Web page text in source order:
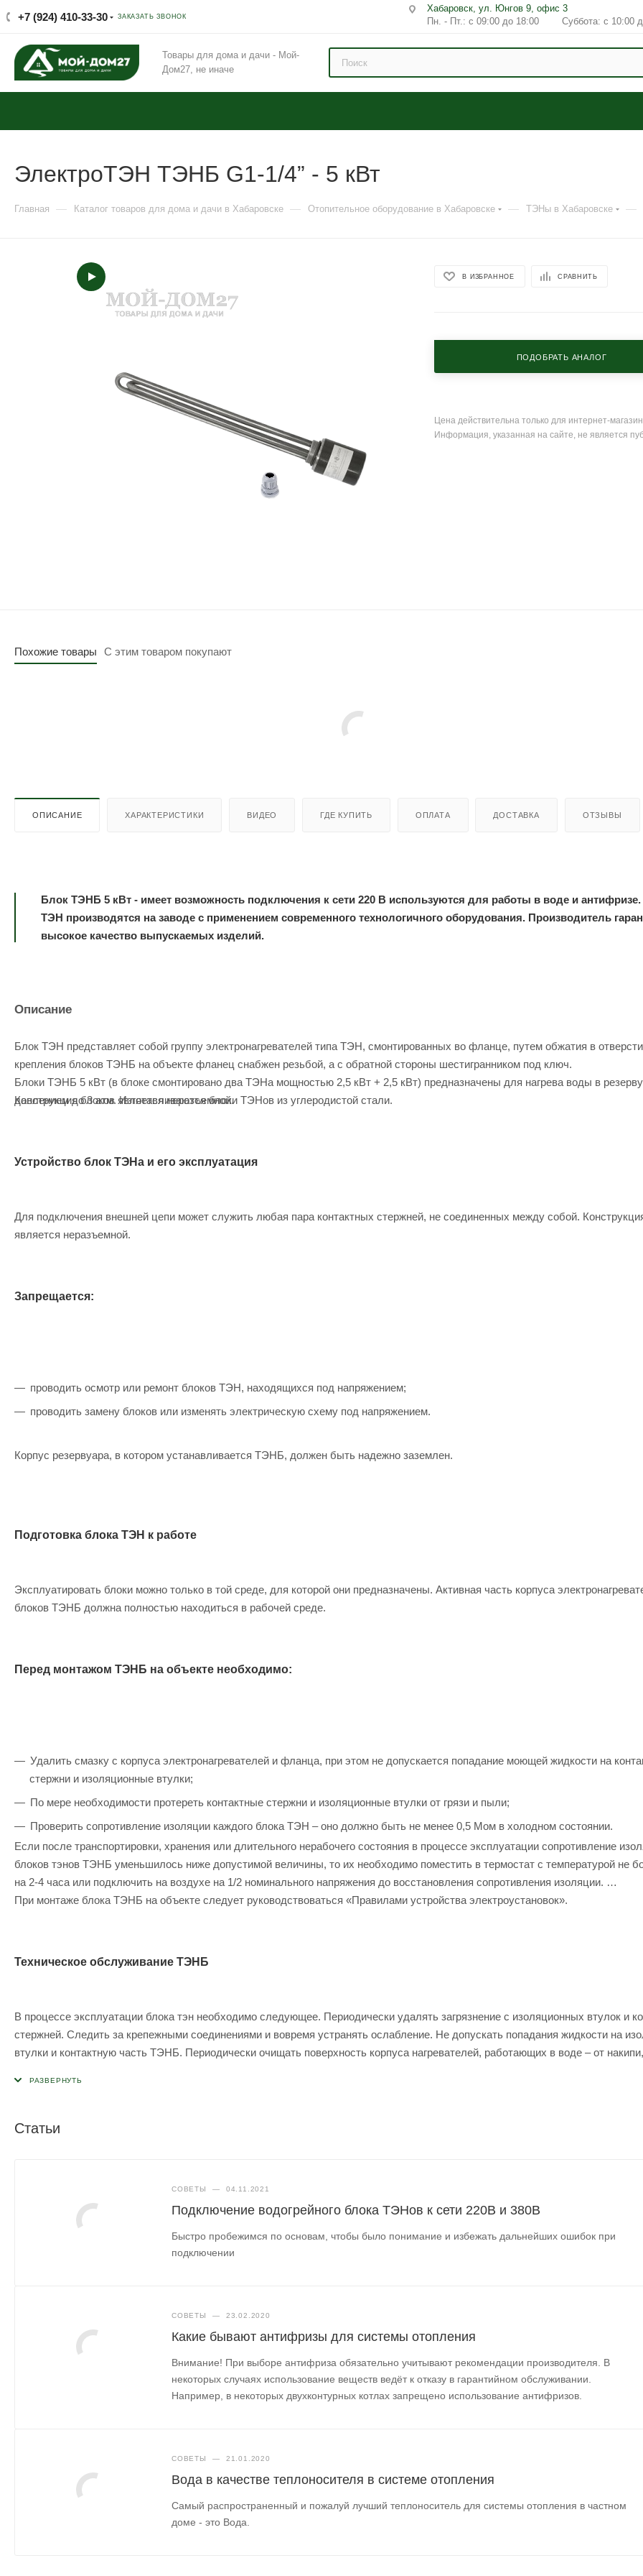
+7 (924) 410-33-30 ЗАКАЗАТЬ ЗВОНОК
Хабаровск, ул. Юнгов 9, офис 3
Пн. - Пт.: с 09:00 до 18:00 Суббота: с 10:00
Товары для дома и дачи - Мой-
Дом27, не иначе
ЭлектроТЭН ТЭНБ G1-1/4” - 5 кВт
Главная — Каталог товаров для дома и дачи в Хабаровске — Отопительное оборудование в Хабаровске — ТЭНы в Хабаровске —
В ИЗБРАННОЕ СРАВНИТЬ
ПОДОБРАТЬ АНАЛОГ
Цена действительна только для интернет-
Информация, указанная на сайте, не является
Похожие товары С этим товаром покупают
ОПИСАНИЕ ХАРАКТЕРИСТИКИ ВИДЕО ГДЕ КУПИТЬ ОПЛАТА ДОСТАВКА ОТЗЫВЫ
Блок ТЭНБ 5 кВт - имеет возможность подключения к сети 220 В используются для работы в воде и
ТЭН производятся на заводе с применением современного технологичного оборудования. Производитель
высокое качество выпускаемых изделий.
Описание
Блок ТЭН представляет собой группу электронагревателей типа ТЭН, смонтированных во фланце, путем обжатия в
крепления блоков ТЭНБ на объекте фланец снабжен резьбой, а с обратной стороны шестигранником под ключ.
Блоки ТЭНБ 5 кВт (в блоке смонтировано два ТЭНа мощностью 2,5 кВт + 2,5 кВт) предназначены для нагрева воды в
давлением до 3 атм. Изготавливаются блоки ТЭНов из углеродистой стали.
Конструкция блоков является неразъемной.
Устройство блок ТЭНа и его эксплуатация
Для подключения внешней цепи может служить любая пара контактных стержней, не соединенных между собой.
является неразъемной.
Запрещается:
проводить осмотр или ремонт блоков ТЭН, находящихся под напряжением;
проводить замену блоков или изменять электрическую схему под напряжением.
Корпус резервуара, в котором устанавливается ТЭНБ, должен быть надежно заземлен.
Подготовка блока ТЭН к работе
Эксплуатировать блоки можно только в той среде, для которой они предназначены. Активная часть корпуса
блоков ТЭНБ должна полностью находиться в рабочей среде.
Перед монтажом ТЭНБ на объекте необходимо:
Удалить смазку с корпуса электронагревателей и фланца, при этом не допускается попадание моющей жидкости на
стержни и изоляционные втулки;
По мере необходимости протереть контактные стержни и изоляционные втулки от грязи и пыли;
Проверить сопротивление изоляции каждого блока ТЭН – оно должно быть не менее 0,5 Мом в холодном состоянии.
Если после транспортировки, хранения или длительного нерабочего состояния в процессе эксплуатации сопротивление
блоков тэнов ТЭНБ уменьшилось ниже допустимой величины, то их необходимо поместить в термостат с температурой не
на 2-4 часа или подключить на воздухе на 1/2 номинального напряжения до восстановления сопротивления изоляции.
При монтаже блока ТЭНБ на объекте следует руководствоваться «Правилами устройства электроустановок».
Техническое обслуживание ТЭНБ
В процессе эксплуатации блока тэн необходимо следующее. Периодически удалять загрязнение с изоляционных втулок и
стержней. Следить за крепежными соединениями и вовремя устранять ослабление. Не допускать попадания жидкости на
втулки и контактную часть ТЭНБ. Периодически очищать поверхность корпуса нагревателей, работающих в воде – от накипи,
Статьи
СОВЕТЫ — 04.11.2021
Подключение водогрейного блока ТЭНов к сети 220В и 380В
Быстро пробежимся по основам, чтобы было понимание и избежать дальнейших ошибок при
подключении
СОВЕТЫ — 23.02.2020
Какие бывают антифризы для системы отопления
Внимание! При выборе антифриза обязательно учитывают рекомендации производителя. В
некоторых случаях использование веществ ведёт к отказу в гарантийном обслуживании.
Например, в некоторых двухконтурных котлах запрещено использование антифризов.
СОВЕТЫ — 21.01.2020
Вода в качестве теплоносителя в системе отопления
Самый распространенный и пожалуй лучший теплоноситель для системы отопления в частном
доме - это Вода.